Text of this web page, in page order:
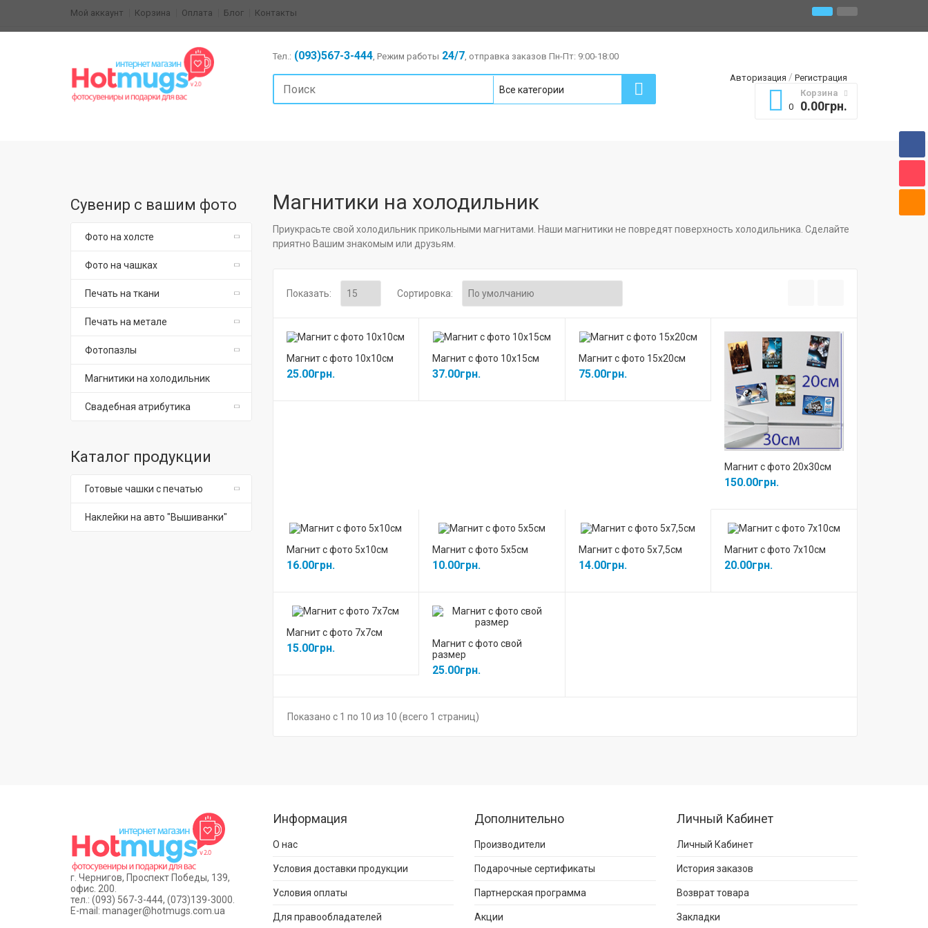
Мой аккаунт Корзина Оплата Блог Контакты
Тел.: (093)567-3-444, Режим работы 24/7, отправка заказов Пн-Пт: 9:00-18:00
Авторизация / Регистрация
Корзина
0
0.00грн.
Сувенир с вашим фото
Фото на холсте
Фото на чашках
Печать на ткани
Печать на метале
Фотопазлы
Магнитики на холодильник
Свадебная атрибутика
Каталог продукции
Готовые чашки с печатью
Наклейки на авто "Вышиванки"
Магнитики на холодильник
Приукрасьте свой холодильник прикольными магнитами. Наши магнитики не повредят поверхность холодильника. Сделайте
приятно Вашим знакомым или друзьям.
Показать: Сортировка:
Магнит с фото 10х10см
25.00грн.
Магнит с фото 10х15см
37.00грн.
Магнит с фото 15х20см
75.00грн.
Магнит с фото 20х30см
150.00грн.
Магнит с фото 5х10см
16.00грн.
Магнит с фото 5х5см
10.00грн.
Магнит с фото 5х7,5см
14.00грн.
Магнит с фото 7х10см
20.00грн.
Магнит с фото 7х7см
15.00грн.
Магнит с фото свой
размер
25.00грн.
Показано с 1 по 10 из 10 (всего 1 страниц)
г. Чернигов, Проспект Победы, 139,
офис. 200.
тел.: (093) 567-3-444, (073)139-3000.
E-mail: manager@hotmugs.com.ua
Информация
О нас
Условия доставки продукции
Условия оплаты
Для правообладателей
Дополнительно
Производители
Подарочные сертификаты
Партнерская программа
Акции
Личный Кабинет
Личный Кабинет
История заказов
Возврат товара
Закладки